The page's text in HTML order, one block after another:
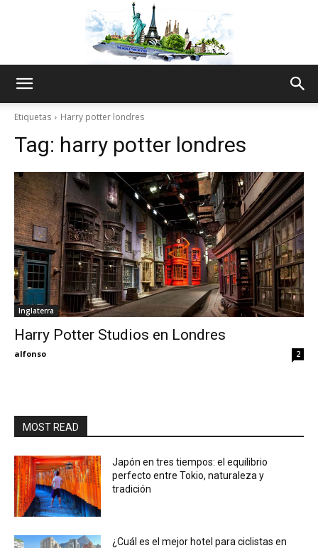
Thru
My
Etiquetas Harry potter londres
Tag: harry potter londres
Inglaterra
Harry Potter Studios en Londres
alfonso 2
MOST READ
Japón en tres tiempos: el equilibrio
perfecto entre Tokio, naturaleza y
tradición
¿Cuál es el mejor hotel para ciclistas en